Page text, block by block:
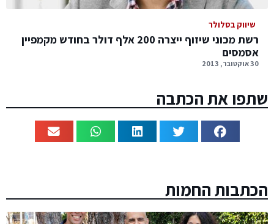
שיווק בסלולר
רשת מכוני שיזוף ייצרה 200 אלף דולר בחודש מקמפיין
אסמסים
30 אוקטובר, 2013
שתפו את הכתבה
הכתבות החמות